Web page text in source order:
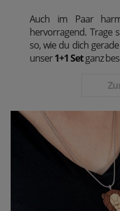
Auch im Paar
hervorragend. Trage
so, wie du dich
unser1+1 Setganz